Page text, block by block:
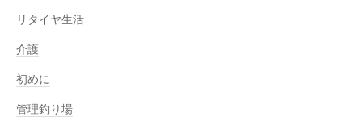
リタイヤ生活
介護
初めに
管理釣り場